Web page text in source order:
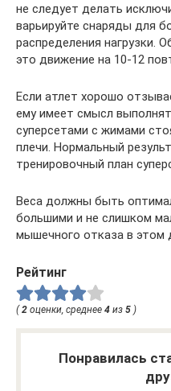
не следует делать
варьируйте снаряды для
распределения нагрузки.
это движение на 10-12
Если атлет хорошо
ему имеет смысл
суперсетами с жимами
плечи. Нормальный
тренировочный план
Веса должны быть
большими и не слишком
мышечного отказа в этом
Рейтинг
( 2 оценки, среднее 4 из 5 )
Понравилась